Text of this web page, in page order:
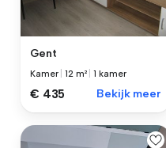
Gent
Kamer |12 m² |1 kamer
€ 435 Bekijk meer